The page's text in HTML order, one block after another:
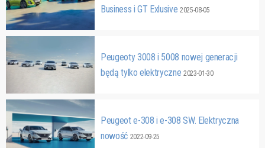
Business i GT Exlusive 2025-08-05
Peugeoty 3008 i 5008 nowej generacji
będą tylko elektryczne 2023-01-30
Peugeot e-308 i e-308 SW. Elektryczna
nowość 2022-09-25